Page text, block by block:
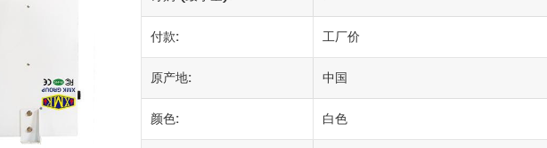
付款:
工厂价
原产地:
中国
颜色:
白色